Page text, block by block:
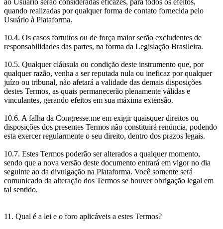
quando realizadas por qualquer forma de contato fornecida pelo
Usuário à Plataforma.
10.4. Os casos fortuitos ou de força maior serão excludentes de
responsabilidades das partes, na forma da Legislação Brasileira.
10.5. Qualquer cláusula ou condição deste instrumento que, por
qualquer razão, venha a ser reputada nula ou ineficaz por qualquer
juízo ou tribunal, não afetará a validade das demais disposições
destes Termos, as quais permanecerão plenamente válidas e
vinculantes, gerando efeitos em sua máxima extensão.
10.6. A falha da Congresse.me em exigir quaisquer direitos ou
disposições dos presentes Termos não constituirá renúncia, podendo
esta exercer regularmente o seu direito, dentro dos prazos legais.
10.7. Estes Termos poderão ser alterados a qualquer momento,
sendo que a nova versão deste documento entrará em vigor no dia
seguinte ao da divulgação na Plataforma. Você somente será
comunicado da alteração dos Termos se houver obrigação legal em
tal sentido.
11. Qual é a lei e o foro aplicáveis a estes Termos?